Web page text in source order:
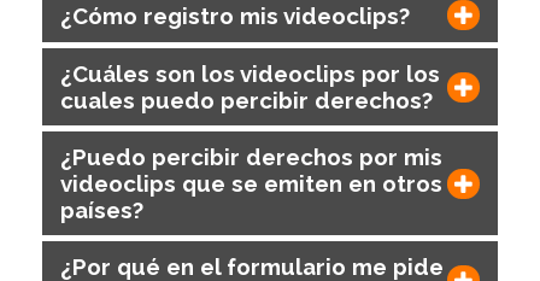
¿Cómo registro mis videoclips?
¿Cuáles son los videoclips por los
cuales puedo percibir derechos?
¿Puedo percibir derechos por mis
videoclips que se emiten en otros
países?
¿Por qué en el formulario me pide